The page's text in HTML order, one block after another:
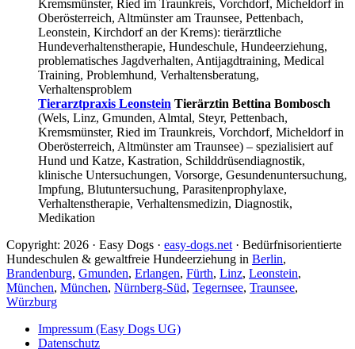
Kremsmünster, Ried im Traunkreis, Vorchdorf, Micheldorf in
Oberösterreich, Altmünster am Traunsee, Pettenbach,
Leonstein, Kirchdorf an der Krems): tierärztliche
Hundeverhaltenstherapie, Hundeschule, Hundeerziehung,
problematisches Jagdverhalten, Antijagdtraining, Medical
Training, Problemhund, Verhaltensberatung,
Verhaltensproblem
Tierarztpraxis Leonstein Tierärztin Bettina Bombosch
(Wels, Linz, Gmunden, Almtal, Steyr, Pettenbach,
Kremsmünster, Ried im Traunkreis, Vorchdorf, Micheldorf in
Oberösterreich, Altmünster am Traunsee) – spezialisiert auf
Hund und Katze, Kastration, Schilddrüsendiagnostik,
klinische Untersuchungen, Vorsorge, Gesundenuntersuchung,
Impfung, Blutuntersuchung, Parasitenprophylaxe,
Verhaltenstherapie, Verhaltensmedizin, Diagnostik,
Medikation
Copyright: 2026 · Easy Dogs · easy-dogs.net · Bedürfnisorientierte
Hundeschulen & gewaltfreie Hundeerziehung in Berlin,
Brandenburg, Gmunden, Erlangen, Fürth, Linz, Leonstein,
München, München, Nürnberg-Süd, Tegernsee, Traunsee,
Würzburg
Impressum (Easy Dogs UG)
Datenschutz